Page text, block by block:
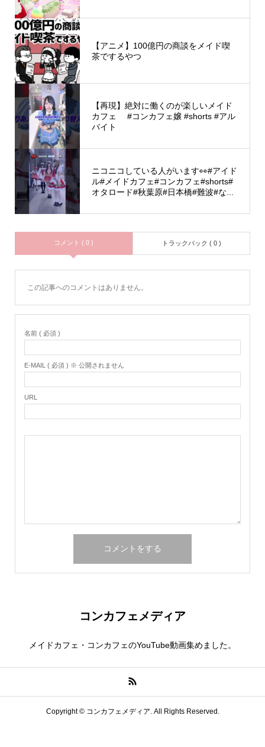
【アニメ】100億円の商談をメイド喫
茶でするやつ
【再現】絶対に働くのが楽しいメイド
カフェ #コンカフェ嬢 #shorts #アル
バイト
ニコニコしている人がいます👀#アイド
ル#メイドカフェ#コンカフェ#shorts#
オタロード#秋葉原#日本橋#難波#な...
コメント ( 0 ) トラックバック ( 0 )
この記事へのコメントはありません。
名前 ( 必須 )
E-MAIL ( 必須 ) ※ 公開されません
URL
コンカフェメディア
メイドカフェ・コンカフェのYouTube動画集めました。
Copyright ©コンカフェメディア. All Rights Reserved.